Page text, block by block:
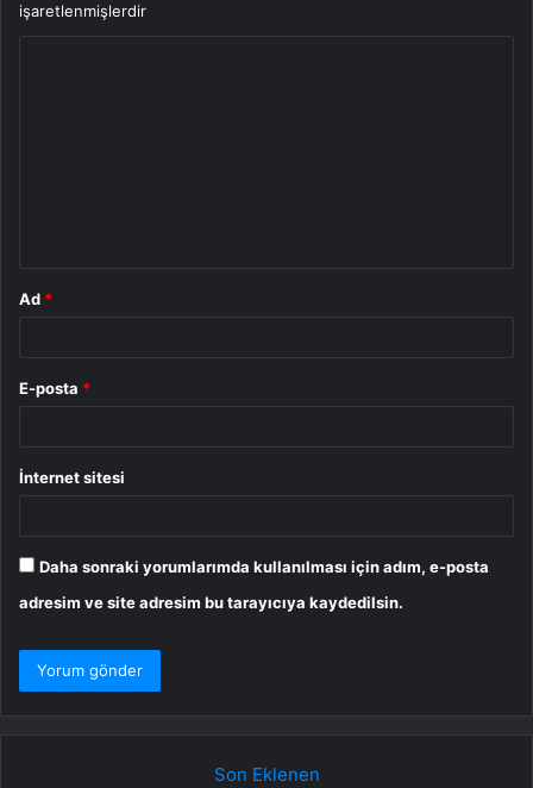
işaretlenmişlerdir
Ad *
E-posta *
İnternet sitesi
Daha sonraki yorumlarımda kullanılması için adım, e-posta
adresim ve site adresim bu tarayıcıya kaydedilsin.
Son Eklenen